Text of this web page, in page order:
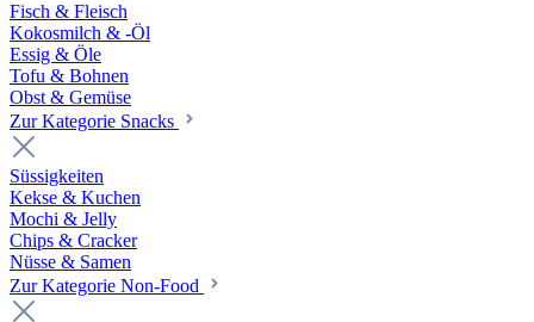
Fisch & Fleisch
Kokosmilch & -Öl
Essig & Öle
Tofu & Bohnen
Obst & Gemüse
Zur Kategorie Snacks
Süssigkeiten
Kekse & Kuchen
Mochi & Jelly
Chips & Cracker
Nüsse & Samen
Zur Kategorie Non-Food